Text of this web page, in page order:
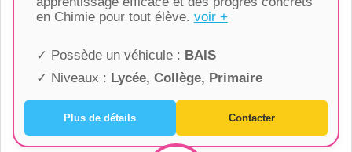
en Chimie pour tout élève. voir +
✓ Possède un véhicule : BAIS
✓ Niveaux : Lycée, Collège, Primaire
Plus de détails Contacter